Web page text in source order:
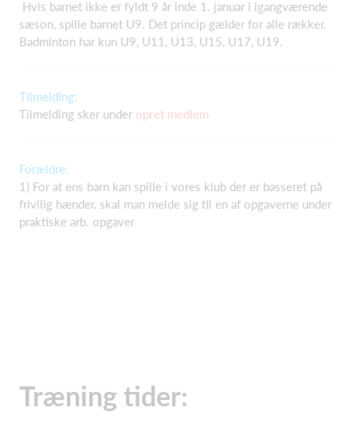
Hvis barnet ikke er fyldt 9 år inde 1. januar i igangværende
sæson, spille barnet U9. Det princip gælder for alle rækker.
Badminton har kun U9, U11, U13, U15, U17, U19.
Tilmelding:
Tilmelding sker under opret medlem
Forældre:
1) For at ens barn kan spille i vores klub der er basseret på
frivllig hænder, skal man melde sig til en af opgaverne under
praktiske arb. opgaver
Træning tider: